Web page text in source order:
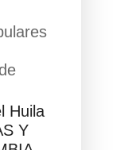
Huila
Y